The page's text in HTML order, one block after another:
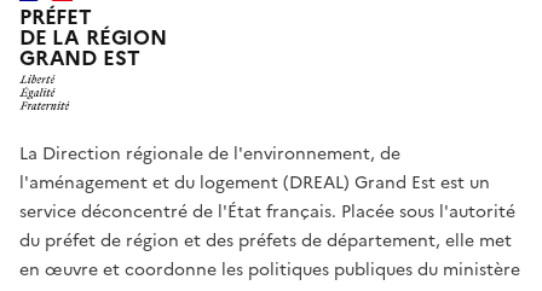
PRÉFET
DE LA RÉGION
GRAND EST
La Direction régionale de l'environnement, de
l'aménagement et du logement (DREAL) Grand Est est un
service déconcentré de l'État français. Placée sous l'autorité
du préfet de région et des préfets de département, elle met
en œuvre et coordonne les politiques publiques du ministère